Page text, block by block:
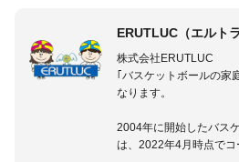
ERUTLUC（エルト
株式会社ERUTLUC
｢バスケットボールの家
なります。
2004年に開始したバス
は、2022年4月時点でコ